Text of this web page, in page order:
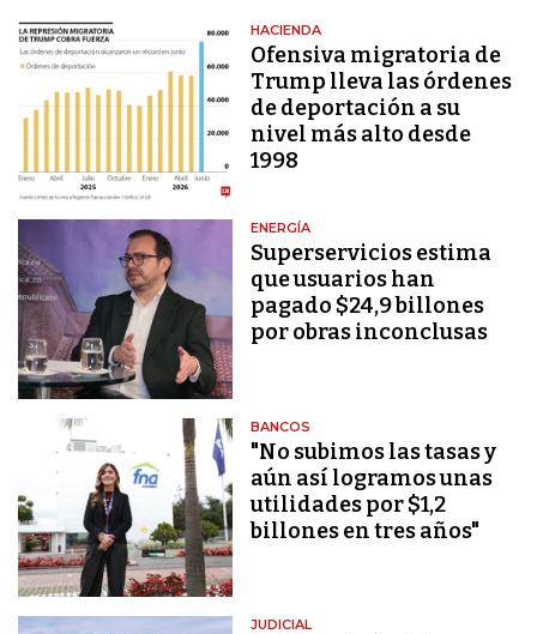
HACIENDA
Ofensiva migratoria de
Trump lleva las órdenes
de deportación a su
nivel más alto desde
1998
ENERGÍA
Superservicios estima
que usuarios han
pagado $24,9 billones
por obras inconclusas
BANCOS
"No subimos las tasas y
aún así logramos unas
utilidades por $1,2
billones en tres años"
JUDICIAL